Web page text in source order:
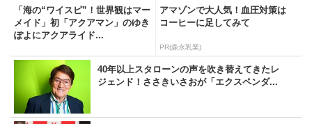
「海の“ワイスピ”！世界観はマー
メイド」初「アクアマン」のゆき
ぽよにアクアライド...
アマゾンで大人気！血圧対策は
コーヒーに足してみて
PR(森永乳業)
40年以上スタローンの声を吹き替えてきたレ
ジェンド！ささきいさおが「エクスペンダ...